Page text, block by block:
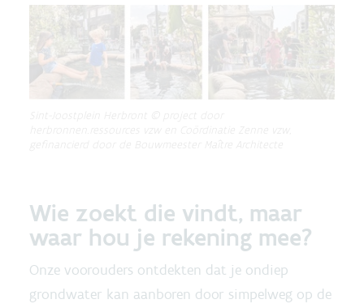
Wie zoekt die vindt, maar
waar hou je rekening mee?
Onze voorouders ontdekten dat je ondiep
grondwater kan aanboren door simpelweg op de